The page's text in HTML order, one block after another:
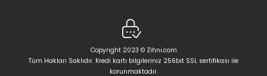
Copyright 2023 © Zihni.com
Tüm Hakları Saklıdır. Kredi kartı bilgileriniz 256bit SSL sertifikası ile
korunmaktadır.